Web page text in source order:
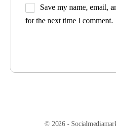
Save my name, email,
for the next time I comment.
© 2026 -